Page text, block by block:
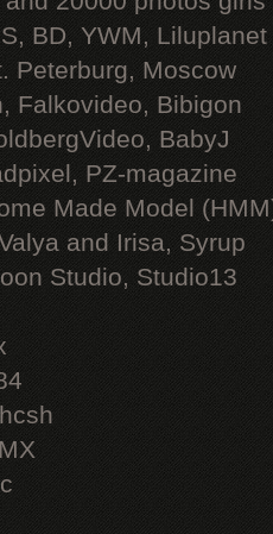
BD, YWM, Liluplanet
Peterburg, Moscow
Falkovideo, Bibigon
BabyJ
PZ-magazine
Made Model
and Irisa, Syrup
Studio, Studio13